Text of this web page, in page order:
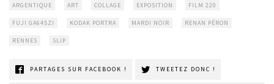
ARGENTIQUE ART COLLAGE EXPOSITION FILM 220
FUJI GA645ZI KODAK PORTRA MARDI NOIR RENAN PÉRON
RENNES SLIP
PARTAGES SUR FACEBOOK ! TWEETEZ DONC !